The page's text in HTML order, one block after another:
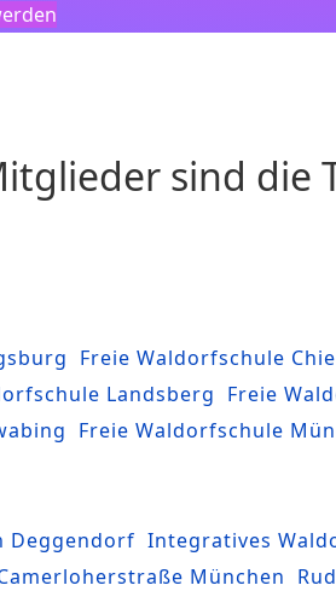
sind die
Freie Waldorfschule
Landsberg Freie
Freie Waldorfschule
Deggendorf Integratives
München